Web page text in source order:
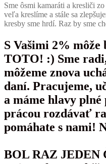
Sme ôsmi kamaráti a kresliči
veľa kreslíme a stále sa
kresby sme hrdí. Raz by sme
S Vašimi 2%
TOTO! :) Sme
môžeme znova
daní. Pracujeme,
a máme hlavy plné
prácou rozdávať
pomáhate s nami!
BOL RAZ JEDEN